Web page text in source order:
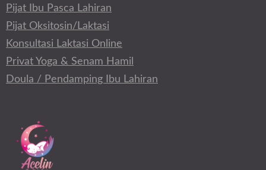
Pijat Ibu Pasca Lahiran
Pijat Oksitosin/Laktasi
Konsultasi Laktasi Online
Privat Yoga & Senam Hamil
Doula / Pendamping Ibu Lahiran